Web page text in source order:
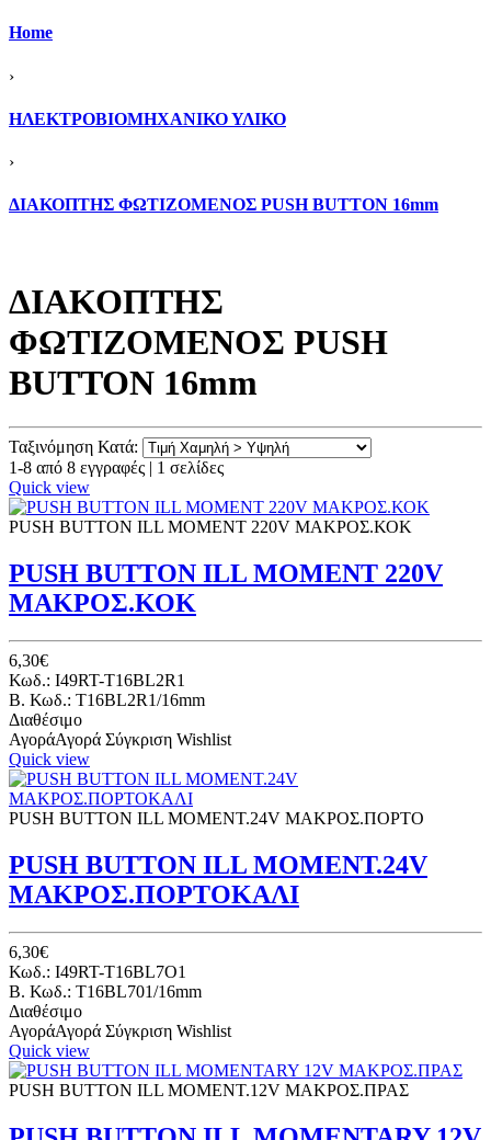
Home
›
ΗΛΕΚΤΡΟΒΙΟΜΗΧΑΝΙΚΟ ΥΛΙΚΟ
›
ΔΙΑΚΟΠΤΗΣ ΦΩΤΙΖΟΜΕΝΟΣ PUSH BUTTON 16mm
ΔΙΑΚΟΠΤΗΣ
ΦΩΤΙΖΟΜΕΝΟΣ PUSH
BUTTON 16mm
Ταξινόμηση Κατά:
1-8 από 8 εγγραφές | 1 σελίδες
Quick view
PUSH BUTTON ILL ΜΟΜΕΝΤ 220V ΜΑΚΡΟΣ.ΚΟΚ
PUSH BUTTON ILL ΜΟΜΕΝΤ 220V
ΜΑΚΡΟΣ.ΚΟΚ
6,30€
Κωδ.: I49RT-T16BL2R1
B. Κωδ.: T16BL2R1/16mm
Διαθέσιμο
ΑγοράΑγορά Σύγκριση Wishlist
Quick view
PUSH BUTTON ILL ΜΟΜΕΝΤ.24V ΜΑΚΡΟΣ.ΠΟΡΤΟ
PUSH BUTTON ILL MOMENT.24V
ΜΑΚΡΟΣ.ΠΟΡΤΟΚΑΛΙ
6,30€
Κωδ.: I49RT-T16BL7O1
B. Κωδ.: T16BL701/16mm
Διαθέσιμο
ΑγοράΑγορά Σύγκριση Wishlist
Quick view
PUSH BUTTON ILL ΜΟΜΕΝΤ.12V ΜΑΚΡΟΣ.ΠΡΑΣ